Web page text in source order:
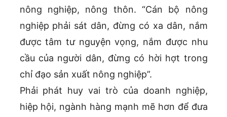
nông nghiệp, nông thôn. “Cán bộ nông
nghiệp phải sát dân, đừng có xa dân, nắm
được tâm tư nguyện vọng, nắm được nhu
cầu của người dân, đừng có hời hợt trong
chỉ đạo sản xuất nông nghiệp”.
Phải phát huy vai trò của doanh nghiệp,
hiệp hội, ngành hàng mạnh mẽ hơn để đưa